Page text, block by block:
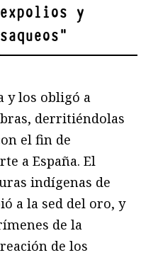
expolios y
saqueos"
y los obligó a
derritiéndolas
el fin de
a España. El
indígenas de
a la sed del oro, y
de la
de los